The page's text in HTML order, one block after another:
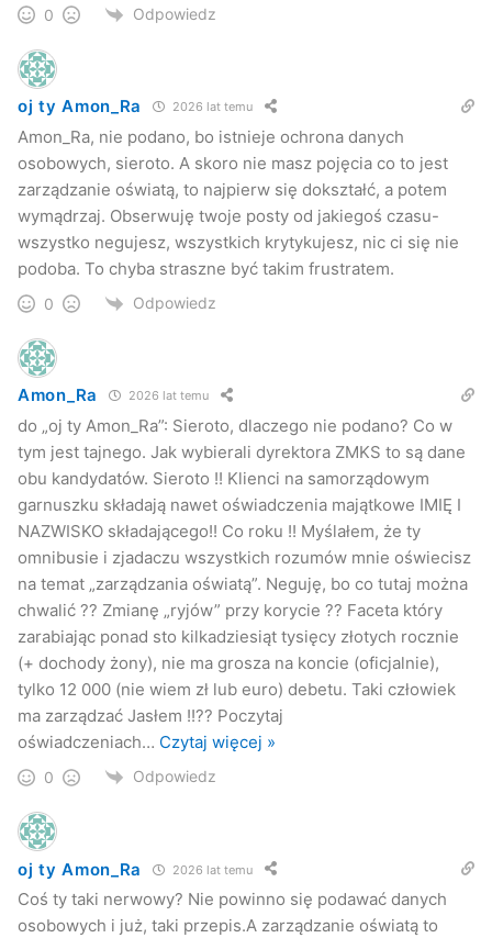
0 Odpowiedz
oj ty Amon_Ra 2026 lat temu
Amon_Ra, nie podano, bo istnieje ochrona danych
osobowych, sieroto. A skoro nie masz pojęcia co to jest
zarządzanie oświatą, to najpierw się dokształć, a potem
wymądrzaj. Obserwuję twoje posty od jakiegoś czasu-
wszystko negujesz, wszystkich krytykujesz, nic ci się nie
podoba. To chyba straszne być takim frustratem.
0 Odpowiedz
Amon_Ra 2026 lat temu
do „oj ty Amon_Ra”: Sieroto, dlaczego nie podano? Co w
tym jest tajnego. Jak wybierali dyrektora ZMKS to są dane
obu kandydatów. Sieroto !! Klienci na samorządowym
garnuszku składają nawet oświadczenia majątkowe IMIĘ I
NAZWISKO składającego!! Co roku !! Myślałem, że ty
omnibusie i zjadaczu wszystkich rozumów mnie oświecisz
na temat „zarządzania oświatą”. Neguję, bo co tutaj można
chwalić ?? Zmianę „ryjów” przy korycie ?? Faceta który
zarabiając ponad sto kilkadziesiąt tysięcy złotych rocznie
(+ dochody żony), nie ma grosza na koncie (oficjalnie),
tylko 12 000 (nie wiem zł lub euro) debetu. Taki człowiek
ma zarządzać Jasłem !!?? Poczytaj
oświadczeniach… Czytaj więcej »
0 Odpowiedz
oj ty Amon_Ra 2026 lat temu
Coś ty taki nerwowy? Nie powinno się podawać danych
osobowych i już, taki przepis.A zarządzanie oświatą to